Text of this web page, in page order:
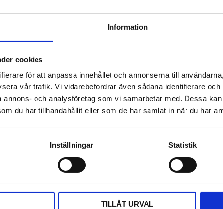
Information
cookies
för att anpassa innehållet och annonserna till
vår trafik. Vi vidarebefordrar även sådana identifierare och
annons- och analysföretag som vi samarbetar med. Dessa
du har tillhandahållit eller som de har samlat in när du har
Inställningar Statistik
TILLÅT URVAL
till ett system.
Bli den första att